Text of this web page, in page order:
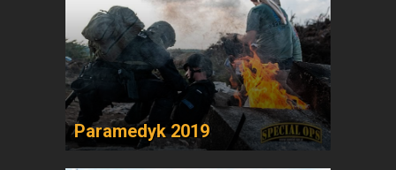
Paramedyk 2019